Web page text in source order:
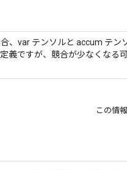
合、var テンソルと accum テ
義ですが、競合が少なくなる
この情